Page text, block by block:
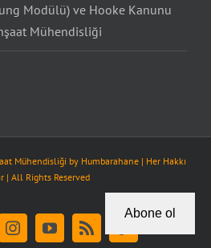
Modülü) ve Hooke Kanunu
Mühendisliği
Mühendisliği by Humbarahane | Her Hakkı
| All Rights Reserved
InstagramYouTubeRss Tiktok
Abone ol